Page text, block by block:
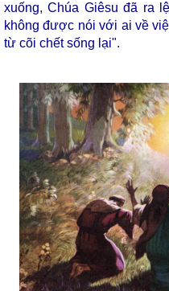
xuống, Chúa Giêsu đã ra
không được nói với ai về
từ cõi chết sống lại".